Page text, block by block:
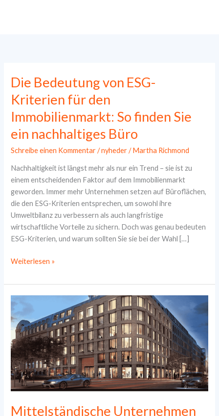
Die Bedeutung von ESG-
Kriterien für den
Immobilienmarkt: So finden Sie
ein nachhaltiges Büro
Schreibe einen Kommentar /nyheder/Martha Richmond
Nachhaltigkeit ist längst mehr als nur ein Trend – sie ist zu
einem entscheidenden Faktor auf dem Immobilienmarkt
geworden. Immer mehr Unternehmen setzen auf Büroflächen,
die den ESG-Kriterien entsprechen, um sowohl ihre
Umweltbilanz zu verbessern als auch langfristige
wirtschaftliche Vorteile zu sichern. Doch was genau bedeuten
ESG-Kriterien, und warum sollten Sie sie bei der Wahl […]
Die
von
ESG-
Kriterien
für
den
Immobilienmarkt:
So
finden
Sie
ein
Büro
Weiterlesen »
Mittelständische Unternehmen